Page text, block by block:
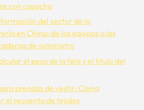
con capucha
del sector de la
en China: de los equipos a las
de suministro
el peso de la tela y el título del
prendas de vestir: Cómo
el recuento de tejidos